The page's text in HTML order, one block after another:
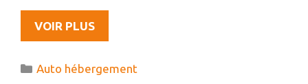
VOIR PLUSAUTO-
HÉBERGEMENT
PAGE
Catégories
Auto hébergement